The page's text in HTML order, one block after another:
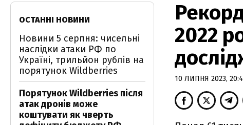
2022
10 ЛИПНЯ 2023,
ОСТАННІ НОВИНИ
Новини 5 серпня: чисельні
наслідки атаки РФ по
Україні, трильйон рублів на
порятунок Wildberries
Порятунок Wildberries після
атак дронів може
коштувати як чверть